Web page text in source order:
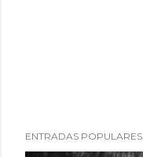
ENTRADAS POPULARES